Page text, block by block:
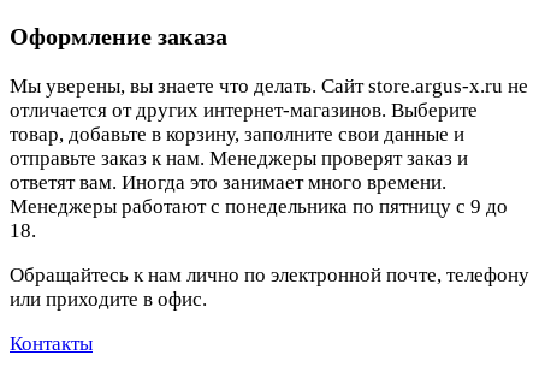
Оформление заказа
Мы уверены, вы знаете что делать. Сайт store.argus-x.ru не
отличается от других интернет-магазинов. Выберите
товар, добавьте в корзину, заполните свои данные и
отправьте заказ к нам. Менеджеры проверят заказ и
ответят вам. Иногда это занимает много времени.
Менеджеры работают с понедельника по пятницу с 9 до
18.
Обращайтесь к нам лично по электронной почте, телефону
или приходите в офис.
Контакты